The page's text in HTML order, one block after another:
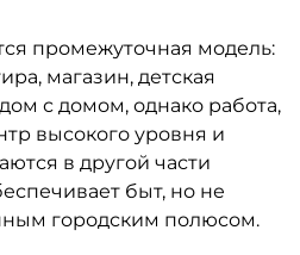
промежуточная модель:
магазин, детская
с домом, однако работа,
высокого уровня и
в другой части
быт, но не
городским полюсом.